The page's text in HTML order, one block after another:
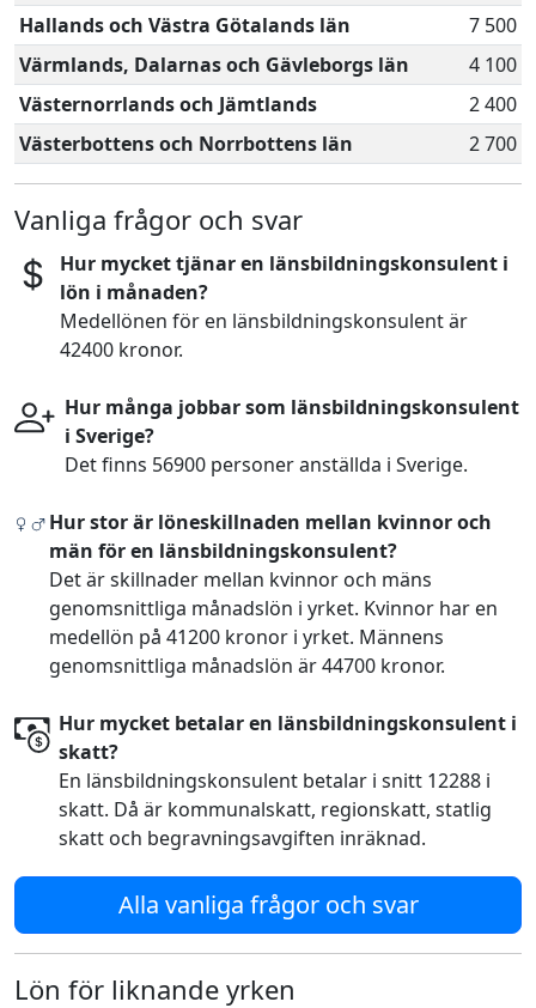
Hallands och Västra Götalands län
7 500
Värmlands, Dalarnas och Gävleborgs län
4 100
Västernorrlands och Jämtlands
2 400
Västerbottens och Norrbottens län
2 700
Vanliga frågor och svar
Hur mycket tjänar en länsbildningskonsulent i
lön i månaden?
Medellönen för en länsbildningskonsulent är
42400 kronor.
Hur många jobbar som länsbildningskonsulent
i Sverige?
Det finns 56900 personer anställda i Sverige.
Hur stor är löneskillnaden mellan kvinnor och
män för en länsbildningskonsulent?
Det är skillnader mellan kvinnor och mäns
genomsnittliga månadslön i yrket. Kvinnor har en
medellön på 41200 kronor i yrket. Männens
genomsnittliga månadslön är 44700 kronor.
Hur mycket betalar en länsbildningskonsulent i
skatt?
En länsbildningskonsulent betalar i snitt 12288 i
skatt. Då är kommunalskatt, regionskatt, statlig
skatt och begravningsavgiften inräknad.
Alla vanliga frågor och svar
Lön för liknande yrken